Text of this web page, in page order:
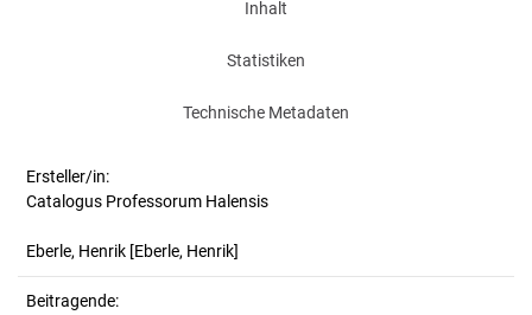
Inhalt
Statistiken
Technische Metadaten
Ersteller/in:
Catalogus Professorum Halensis
Eberle, Henrik [Eberle, Henrik]
Beitragende: